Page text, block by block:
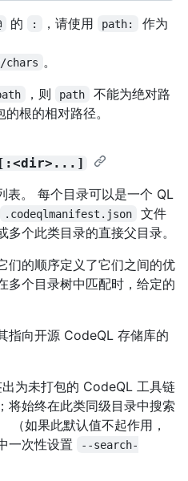
的 : ，请使用 path:
作为
chars 。
，则 path
不能为绝对路
根的相对路径。
表。 每个目录可以是一个 QL
.codeqlmanifest.json
文件
个此类目录的直接父目录。
们的顺序定义了它们之间的优
多个目录树中匹配时，给定的
指向开源 CodeQL 存储库的
为未打包的 CodeQL 工具链
将始终在此类同级目录中搜索
（如果此默认值不起作用，
一次性设置
--search-